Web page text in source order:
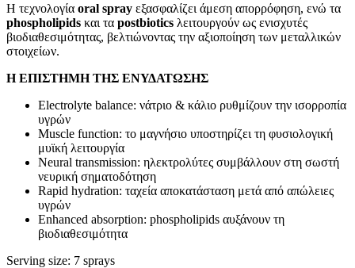
Η τεχνολογία oral spray εξασφαλίζει άμεση απορρόφηση, ενώ τα
phospholipids και τα postbiotics λειτουργούν ως ενισχυτές
βιοδιαθεσιμότητας, βελτιώνοντας την αξιοποίηση των μεταλλικών
στοιχείων.
Η ΕΠΙΣΤΗΜΗ ΤΗΣ ΕΝΥΔΑΤΩΣΗΣ
Electrolyte balance: νάτριο & κάλιο ρυθμίζουν την ισορροπία
υγρών
Muscle function: το μαγνήσιο υποστηρίζει τη φυσιολογική
μυϊκή λειτουργία
Neural transmission: ηλεκτρολύτες συμβάλλουν στη σωστή
νευρική σηματοδότηση
Rapid hydration: ταχεία αποκατάσταση μετά από απώλειες
υγρών
Enhanced absorption: phospholipids αυξάνουν τη
βιοδιαθεσιμότητα
Serving size: 7 sprays